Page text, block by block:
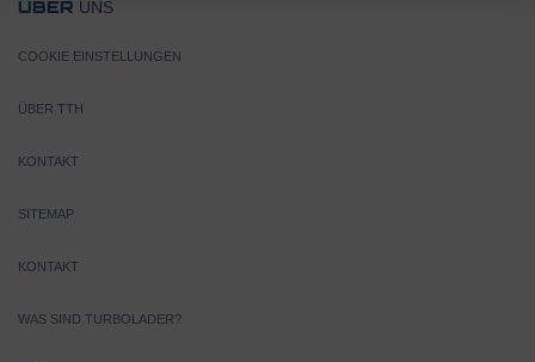
ÜBER UNS
COOKIE EINSTELLUNGEN
ÜBER TTH
KONTAKT
SITEMAP
KONTAKT
WAS SIND TURBOLADER?